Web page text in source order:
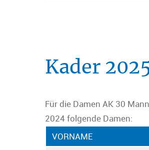
Kader
Für die Damen AK 30
2024 folgende Damen:
VORNAME